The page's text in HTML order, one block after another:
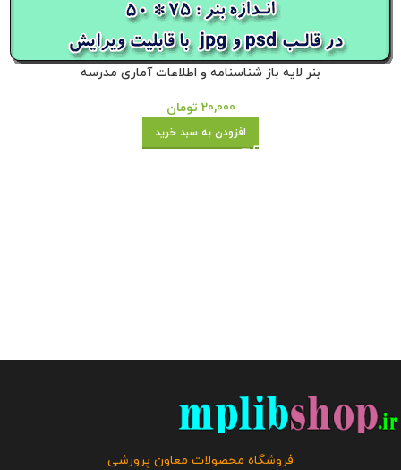
بنر لایه باز شناسنامه و اطلاعات آماری مدرسه
20,000 تومان
افزودن به سبد خرید
فروشگاه محصولات معاون پرورشی